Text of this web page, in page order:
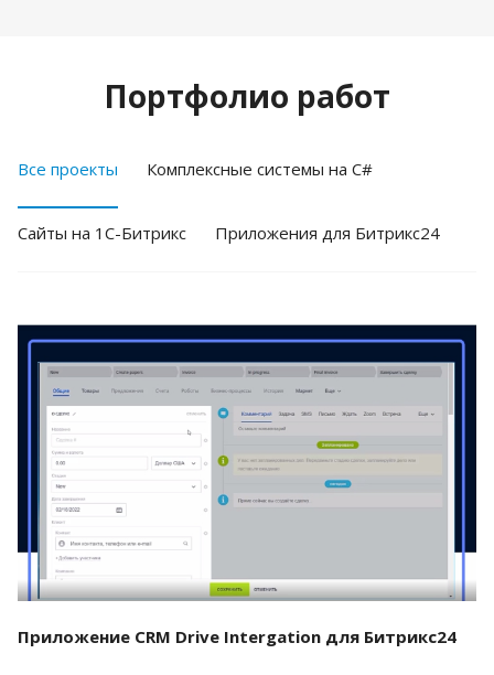
Портфолио работ
Все проекты Комплексные системы на C#
Cайты на 1С-Битрикс Приложения для Битрикс24
Смотреть проект
Приложение CRM Drive Intergation для Битрикс24